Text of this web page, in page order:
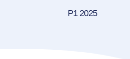
P1 2025